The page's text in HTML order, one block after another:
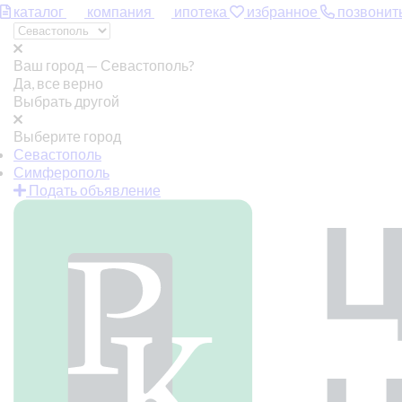
каталог компания ипотека избранное
Ваш город — Севастополь?
Да, все верно
Выбрать другой
Выберите город
Севастополь
Симферополь
Подать объявление